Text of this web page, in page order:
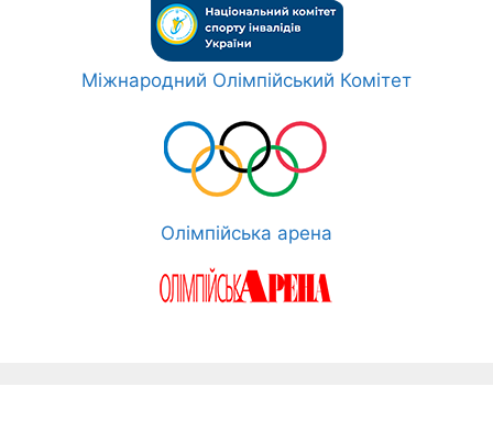
Міжнародний Олімпійський Комітет
Олімпійська арена